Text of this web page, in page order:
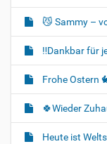
😼 Sammy –
‼️Dankbar für
Frohe Ostern
🍀Wieder
Heute ist